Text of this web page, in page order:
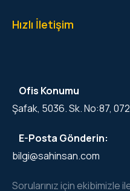
Hızlı İletişim
Ofis Konumu
Şafak, 5036. Sk. No:87,
E-Posta Gönderin:
bilgi@sahinsan.com
Sorularınız için ekibimizle